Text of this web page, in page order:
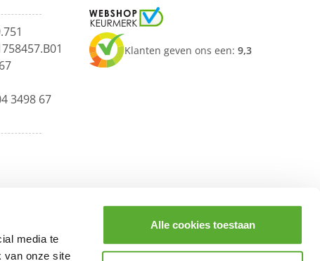
media te
van onze site
Alle cookies toestaan
3498 67
Klanten geven ons een: 9,3